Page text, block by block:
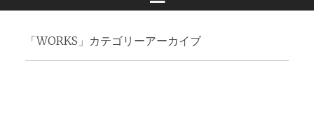
白羊居
メ
ュ
ー
「WORKS 」カテゴリーアーカイブ